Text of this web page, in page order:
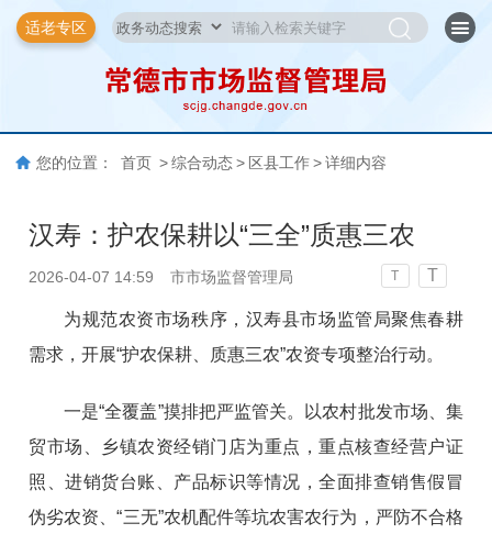
适老专区
您的位置： 首页 > 综合动态 > 区县工作 > 详细内容
汉寿：护农保耕以“三全”质惠三农
2026-04-07 14:59 市市场监督管理局 T T
为规范农资市场秩序，汉寿县市场监管局聚焦春耕
需求，开展“护农保耕、质惠三农”农资专项整治行动。
一是“全覆盖”摸排把严监管关。以农村批发市场、集
贸市场、乡镇农资经销门店为重点，重点核查经营户证
照、进销货台账、产品标识等情况，全面排查销售假冒
伪劣农资、“三无”农机配件等坑农害农行为，严防不合格